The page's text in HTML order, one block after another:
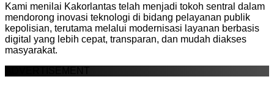
Kami menilai Kakorlantas telah menjadi tokoh sentral dalam
mendorong inovasi teknologi di bidang pelayanan publik
kepolisian, terutama melalui modernisasi layanan berbasis
digital yang lebih cepat, transparan, dan mudah diakses
masyarakat.
ADVERTISEMENT